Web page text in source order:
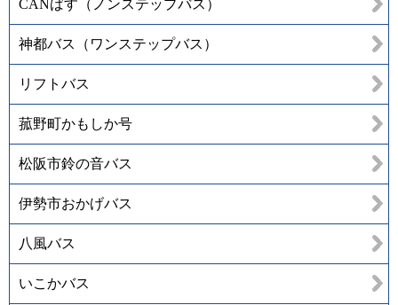
CANばす（ノンステップバス）
神都バス（ワンステップバス）
リフトバス
菰野町かもしか号
松阪市鈴の音バス
伊勢市おかげバス
八風バス
いこかバス